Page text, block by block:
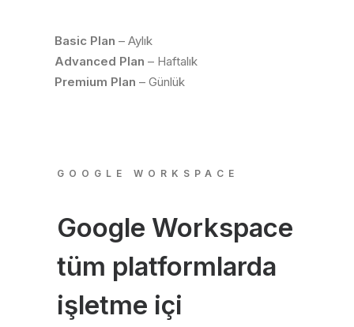
Basic Plan – Aylık
Advanced Plan – Haftalık
Premium Plan – Günlük
GOOGLE WORKSPACE
Google Workspace
tüm platformlarda
işletme içi